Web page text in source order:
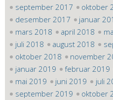
september 2017
oktober
desember 2017
januar
mars 2018
april 2018
juli 2018
august 2018
oktober 2018
november
januar 2019
februar 2019
mai 2019
juni 2019 juli
september 2019
oktober